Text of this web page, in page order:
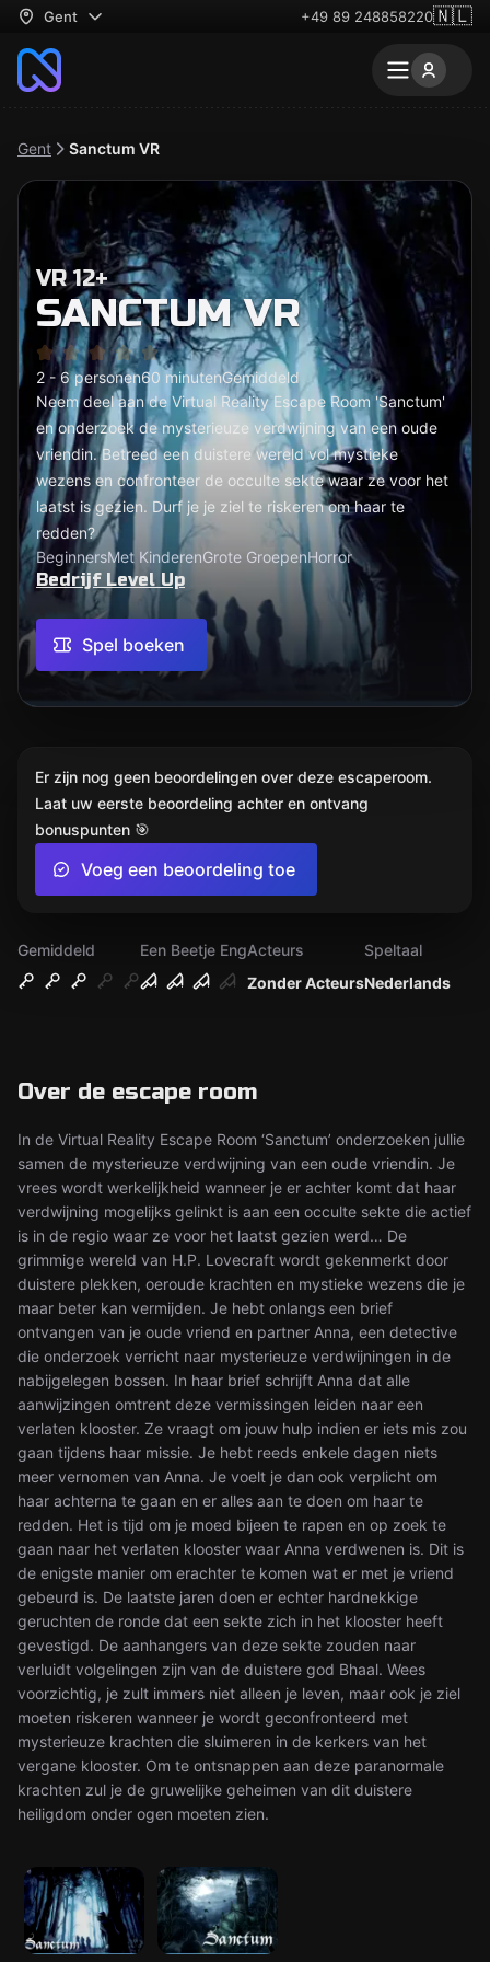
Gent +49 89 248858220🇳🇱
Gent Sanctum VR
VR 12+
SANCTUM VR
2 - 6 personen60 minutenGemiddeld
Neem deel aan de Virtual Reality Escape Room 'Sanctum'
en onderzoek de mysterieuze verdwijning van een oude
vriendin. Betreed een duistere wereld vol mystieke
wezens en confronteer de occulte sekte waar ze voor het
laatst is gezien. Durf je je ziel te riskeren om haar te
redden?
BeginnersMet KinderenGrote GroepenHorror
Bedrijf Level Up
Spel boeken
Gemiddeld
Een Beetje Eng
Zonder Acteurs
Acteurs
Nederlands
Speltaal
Over de escape room
In de Virtual Reality Escape Room ‘Sanctum’ onderzoeken jullie
samen de mysterieuze verdwijning van een oude vriendin. Je
vrees wordt werkelijkheid wanneer je er achter komt dat haar
verdwijning mogelijks gelinkt is aan een occulte sekte die actief
is in de regio waar ze voor het laatst gezien werd… De
grimmige wereld van H.P. Lovecraft wordt gekenmerkt door
duistere plekken, oeroude krachten en mystieke wezens die je
maar beter kan vermijden. Je hebt onlangs een brief
ontvangen van je oude vriend en partner Anna, een detective
die onderzoek verricht naar mysterieuze verdwijningen in de
nabijgelegen bossen. In haar brief schrijft Anna dat alle
aanwijzingen omtrent deze vermissingen leiden naar een
verlaten klooster. Ze vraagt om jouw hulp indien er iets mis zou
gaan tijdens haar missie. Je hebt reeds enkele dagen niets
meer vernomen van Anna. Je voelt je dan ook verplicht om
haar achterna te gaan en er alles aan te doen om haar te
redden. Het is tijd om je moed bijeen te rapen en op zoek te
gaan naar het verlaten klooster waar Anna verdwenen is. Dit is
de enigste manier om erachter te komen wat er met je vriend
gebeurd is. De laatste jaren doen er echter hardnekkige
geruchten de ronde dat een sekte zich in het klooster heeft
gevestigd. De aanhangers van deze sekte zouden naar
verluidt volgelingen zijn van de duistere god Bhaal. Wees
voorzichtig, je zult immers niet alleen je leven, maar ook je ziel
moeten riskeren wanneer je wordt geconfronteerd met
mysterieuze krachten die sluimeren in de kerkers van het
vergane klooster. Om te ontsnappen aan deze paranormale
krachten zul je de gruwelijke geheimen van dit duistere
heiligdom onder ogen moeten zien.
Er zijn nog geen beoordelingen over deze escaperoom.
Laat uw eerste beoordeling achter en ontvang
bonuspunten 🎯
Voeg een beoordeling toe